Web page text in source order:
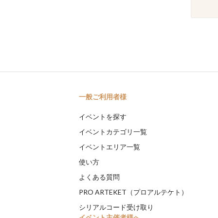
一般ご利用者様
イベントを探す
イベントカテゴリ一覧
イベントエリア一覧
使い方
よくある質問
PRO ARTEKET（プロアルテケト）
シリアルコード受け取り